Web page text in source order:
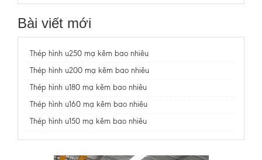
Bài viết mới
Thép hình u250 mạ kẽm bao nhiêu
Thép hình u200 mạ kẽm bao nhiêu
Thép hình u180 mạ kẽm bao nhiêu
Thép hình u160 mạ kẽm bao nhiêu
Thép hình u150 mạ kẽm bao nhiêu